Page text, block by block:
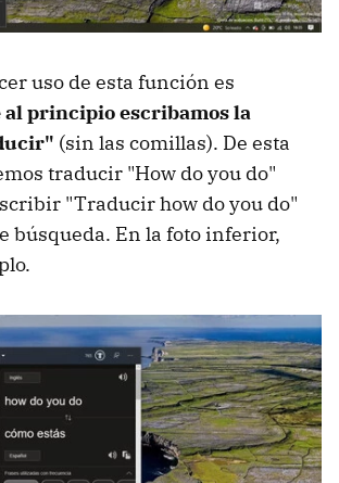
uso de esta función es
al principio escribamos la
(sin las comillas). De esta
traducir "How do you do"
"Traducir how do you do"
búsqueda. En la foto inferior,